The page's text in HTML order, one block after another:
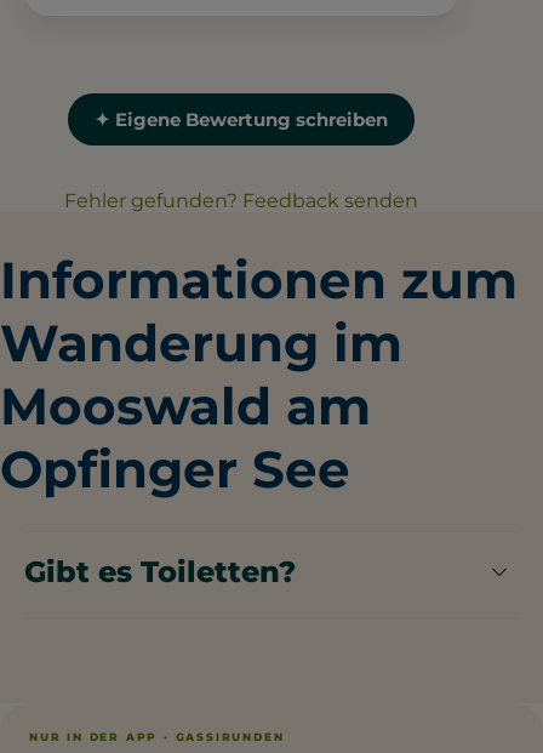
✦ Eigene Bewertung schreiben
Fehler gefunden? Feedback senden
Informationen zum
Wanderung im
Mooswald am
Opfinger See
Gibt es Toiletten?
NUR IN DER APP · GASSIRUNDEN